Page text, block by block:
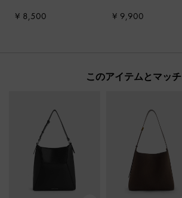
¥ 8,500 ¥ 9,900
このアイテムとマッチ